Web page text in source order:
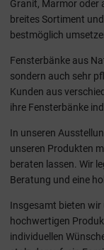
Granit, Marmor oder
breites Sortiment
bestmöglich
Fensterbänke aus
sondern auch sehr
Kunden aus
ihre Fensterbänke
In unseren
unseren Produkten
beraten lassen. Wir
Beratung und eine
Insgesamt bieten wir
hochwertigen
individuellen